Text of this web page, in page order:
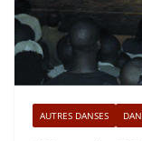
AUTRES DANSES